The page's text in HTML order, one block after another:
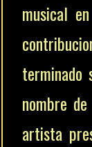
musical
terminado
nombre
artista